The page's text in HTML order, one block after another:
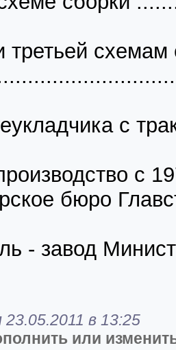
третьей схемам
с
с
бюро
- завод
в 13:25
или